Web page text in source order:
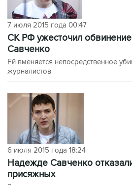
7 июля 2015 года 00:47
СК РФ ужесточил
Савченко
Ей вменяется непосредственное
журналистов
6 июля 2015 года 18:24
Надежде Савченко
присяжных